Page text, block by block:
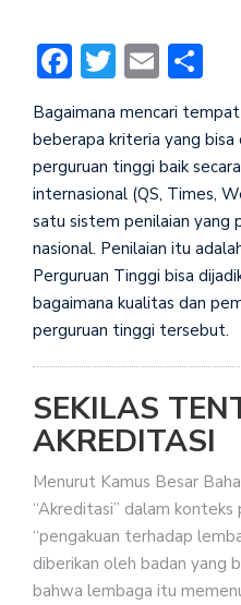
Facebook
Twitter
Email
Bagaimana mencari
beberapa kriteria yang bisa
perguruan tinggi baik
internasional (QS, Times,
satu sistem penilaian yang
nasional. Penilaian itu
Perguruan Tinggi bisa
bagaimana kualitas dan
perguruan tinggi tersebut.
SEKILAS
AKREDITASI
Menurut Kamus Besar
“Akreditasi” dalam konteks
“pengakuan terhadap
diberikan oleh badan yang
bahwa lembaga itu